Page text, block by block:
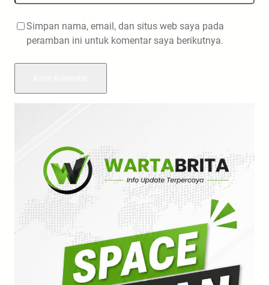
Simpan nama, email, dan situs web saya pada
peramban ini untuk komentar saya berikutnya.